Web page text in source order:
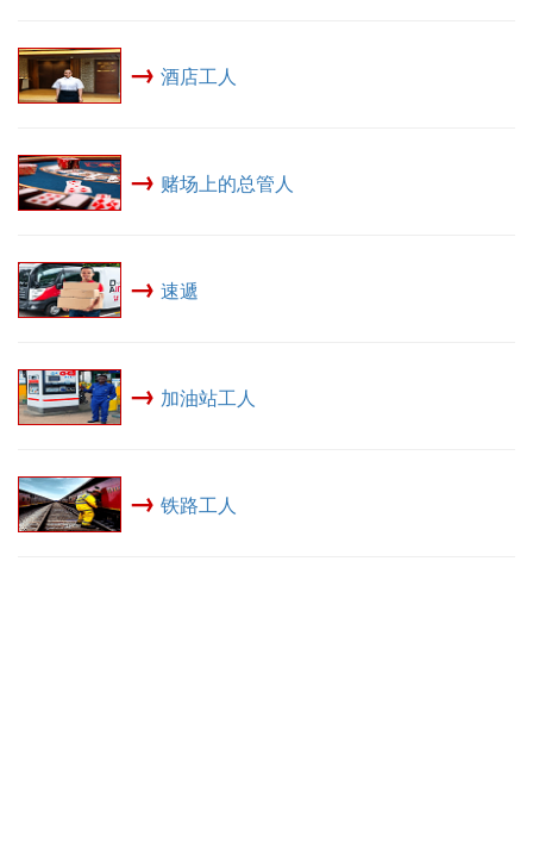
→ 酒店工人
→ 赌场上的总管人
→ 速遞
→ 加油站工人
→ 铁路工人